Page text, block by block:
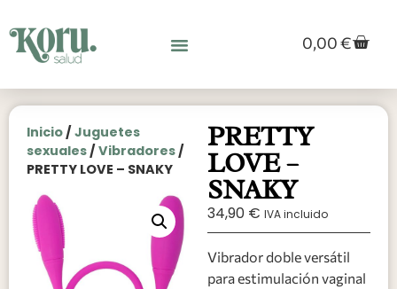
0,00€
Inicio /Juguetes
sexuales /Vibradores /
PRETTY LOVE – SNAKY
PRETTY
LOVE –
SNAKY
34,90 € IVA incluido
Vibrador doble versátil
para estimulación vaginal